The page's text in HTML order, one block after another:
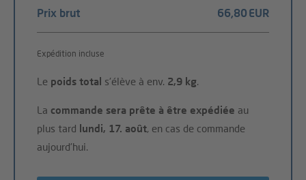
Prix brut 66,80 EUR
Expédition incluse
Le poids total s'élève à env. 2,9 kg.
La commande sera prête à être expédiée au
plus tard lundi, 17. août, en cas de commande
aujourd’hui.